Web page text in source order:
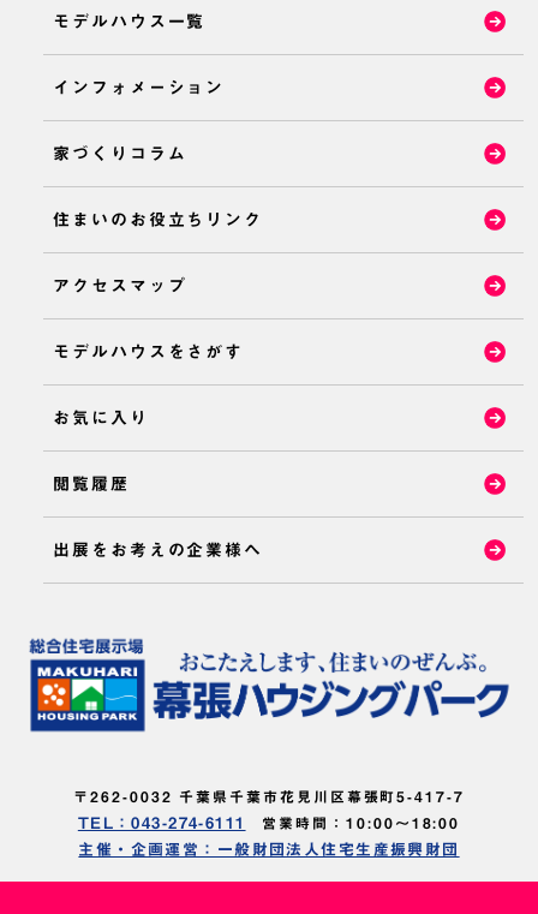
モデルハウス一覧
インフォメーション
家づくりコラム
住まいのお役立ちリンク
アクセスマップ
モデルハウスをさがす
お気に入り
閲覧履歴
出展をお考えの企業様へ
〒262-0032 千葉県千葉市花見川区幕張町5-417-7
TEL：043-274-6111 営業時間：10:00～18:00
主催・企画運営：一般財団法人住宅生産振興財団